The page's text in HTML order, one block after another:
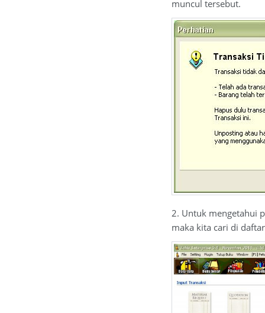
muncul tersebut.
2. Untuk mengetahui
maka kita cari di